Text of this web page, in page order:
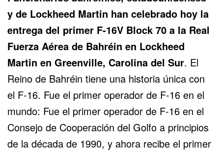
y de Lockheed Martin han celebrado hoy la
entrega del primer F-16V Block 70 a la Real
Fuerza Aérea de Bahréin en Lockheed
Martin en Greenville, Carolina del Sur. El
Reino de Bahréin tiene una historia única con
el F-16. Fue el primer operador de F-16 en el
mundo: Fue el primer operador de F-16 en el
Consejo de Cooperación del Golfo a principios
de la década de 1990, y ahora recibe el primer